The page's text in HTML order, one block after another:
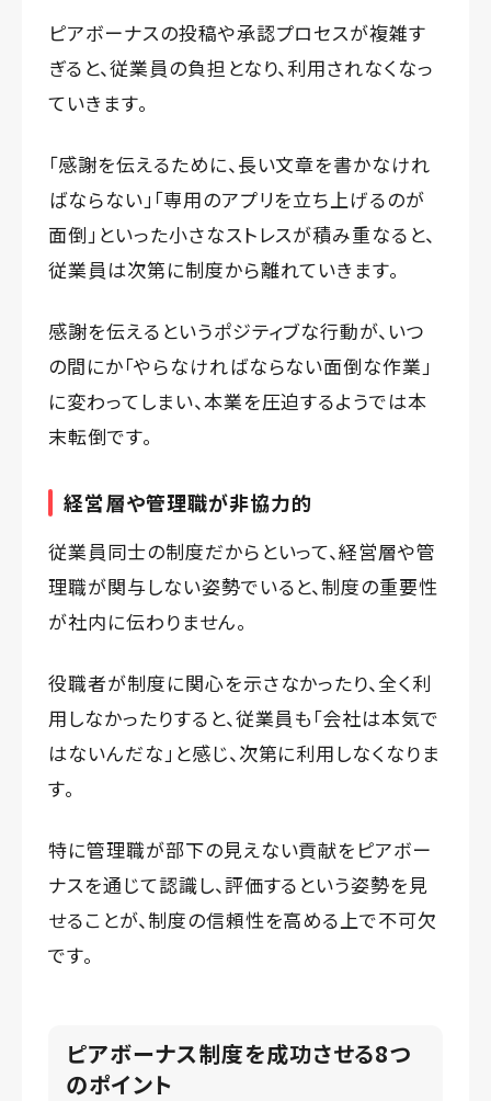
ピアボーナスの投稿や承認プロセスが複雑す
ぎると、従業員の負担となり、利用されなくなっ
ていきます。
「感謝を伝えるために、長い文章を書かなけれ
ばならない」「専用のアプリを立ち上げるのが
面倒」といった小さなストレスが積み重なると、
従業員は次第に制度から離れていきます。
感謝を伝えるというポジティブな行動が、いつ
の間にか「やらなければならない面倒な作業」
に変わってしまい、本業を圧迫するようでは本
末転倒です。
経営層や管理職が非協力的
従業員同士の制度だからといって、経営層や管
理職が関与しない姿勢でいると、制度の重要性
が社内に伝わりません。
役職者が制度に関心を示さなかったり、全く利
用しなかったりすると、従業員も「会社は本気で
はないんだな」と感じ、次第に利用しなくなりま
す。
特に管理職が部下の見えない貢献をピアボー
ナスを通じて認識し、評価するという姿勢を見
せることが、制度の信頼性を高める上で不可欠
です。
ピアボーナス制度を成功させる8つ
のポイント